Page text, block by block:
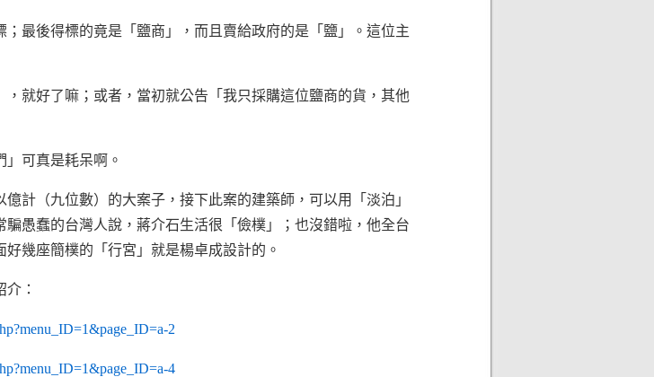
最後得標的竟是「鹽商」，而且賣給政府的是「鹽」。這位主
就好了嘛；或者，當初就公告「我只採購這位鹽商的貨，其他
可真是耗呆啊。
計（九位數）的大案子，接下此案的建築師，可以用「淡泊」
愚蠢的台灣人說，蔣介石生活很「儉樸」；也沒錯啦，他全台
幾座簡樸的「行宮」就是楊卓成設計的。
：
2
4